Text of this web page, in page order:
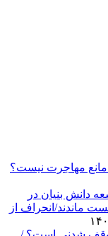
مانع مهاجرت نیست؟
دانش بنیان در
ماندند/انحراف از